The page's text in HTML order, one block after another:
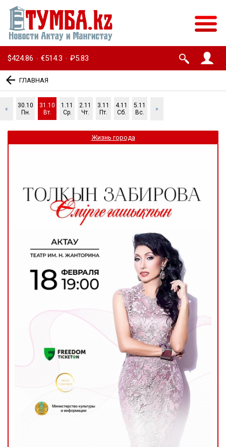
$424.86 · €514.3 · ₽5.83
ГЛАВНАЯ
«
30.10
Пн.
31.10
Вт.
1.11
Ср.
2.11
Чт.
3.11
Пт.
4.11
Сб.
5.11
Вс.
»
Жизнь города